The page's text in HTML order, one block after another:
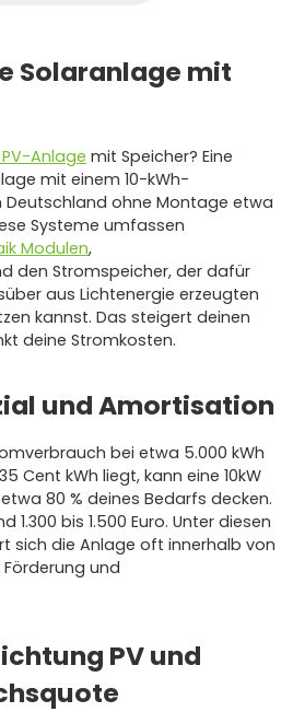
Solaranlage mit
PV-Anlage mit Speicher? Eine
mit einem 10-kWh-
ohne Montage etwa
Systeme umfassen
Modulen,
den Stromspeicher, der dafür
aus Lichtenergie erzeugten
kannst. Das steigert deinen
deine Stromkosten.
und Amortisation
bei etwa 5.000 kWh
Cent kWh liegt, kann eine 10kW
80 % deines Bedarfs decken.
1.300 bis 1.500 Euro. Unter diesen
sich die Anlage oft innerhalb von
Förderung und
PV und